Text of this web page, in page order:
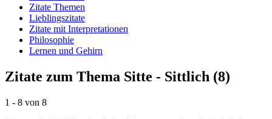
Zitate Themen
Lieblingszitate
Zitate mit Interpretationen
Philosophie
Lernen und Gehirn
Zitate zum Thema Sitte - Sittlich (8)
1 - 8 von 8